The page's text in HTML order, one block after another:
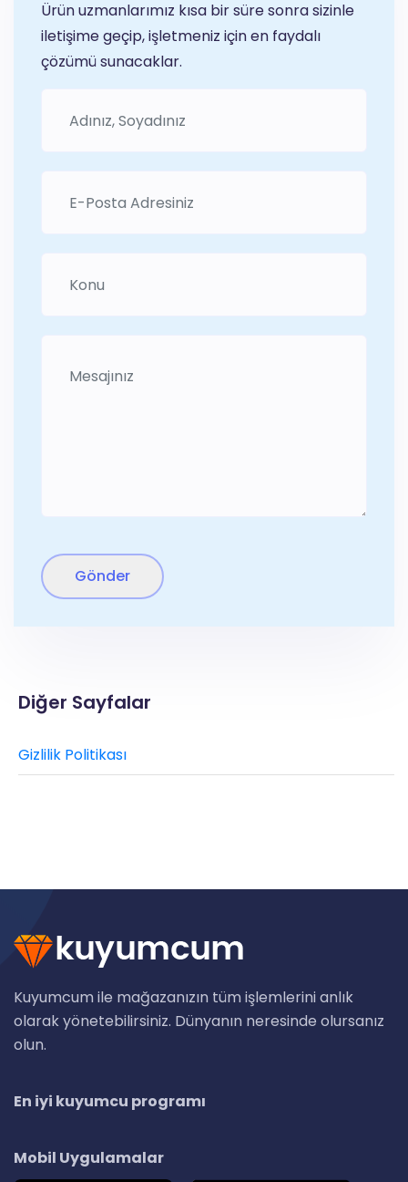
Ürün uzmanlarımız kısa bir süre sonra sizinle
iletişime geçip, işletmeniz için en faydalı
çözümü sunacaklar.
Diğer Sayfalar
Gizlilik Politikası
Kuyumcum ile mağazanızın tüm işlemlerini anlık
olarak yönetebilirsiniz. Dünyanın neresinde olursanız
olun.
En iyi kuyumcu programı
Mobil Uygulamalar